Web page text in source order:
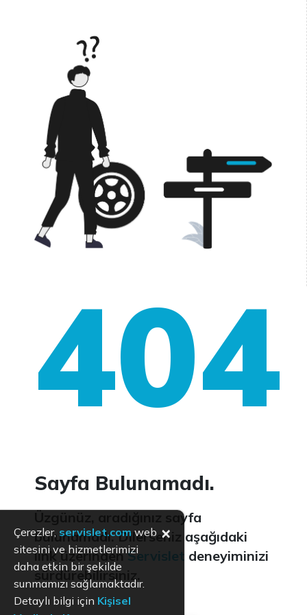
404
Sayfa Bulunamadı.
Üzgünüz, aradığınız sayfa
bulunamadı. Dilerseniz aşağıdaki
link üzerindenServislet deneyiminizi
sürdürebilirsiniz.
Çerezler, servislet.com web
sitesini ve hizmetlerimizi
daha etkin bir şekilde
sunmamızı sağlamaktadır.
Detaylı bilgi için Kişisel
×